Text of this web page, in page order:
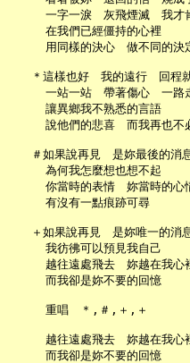
一字一淚　灰飛煙滅　我才
     在我們已經僵持的心裡
用同樣的決心　做不同的決
＊這樣也好　我的遠行　回程
一站一站　帶著傷心　一路
     讓異鄉我不熟悉的言語
說他們的悲喜　而我再也不
＃如果說再見　是妳最後的消
     為何我怎麼想也想不起
你當時的表情　妳當時的心
     有沒有一點痕跡可尋
＋如果說再見　是妳唯一的消
     我彷彿可以預見我自己
越往遠處飛去　妳越在我心
     而我卻是妳不要的回憶
     重唱　＊,＃,＋,＋
越往遠處飛去　妳越在我心